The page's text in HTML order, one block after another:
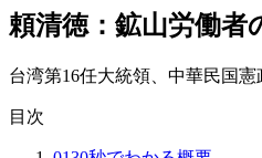
頼清徳：鉱山労働
台湾第16任大統領、中華民国
目次